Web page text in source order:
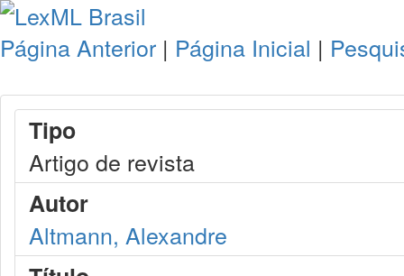
Página Anterior | Página Inicial |
Tipo
Artigo de revista
Autor
Altmann, Alexandre